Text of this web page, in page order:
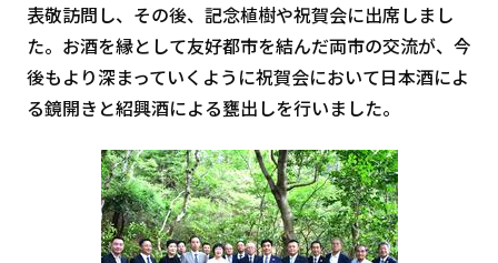
表敬訪問し、その後、記念植樹や祝賀会に出席しまし
た。お酒を縁として友好都市を結んだ両市の交流が、今
後もより深まっていくように祝賀会において日本酒によ
る鏡開きと紹興酒による甕出しを行いました。